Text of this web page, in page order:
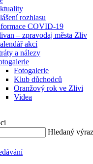
rozhlasu
COVID-19
– zpravodaj města Zliv
akcí
a nálezy
Fotogalerie
Klub důchodců
Oranžový rok ve Zlivi
Videa
Hledaný výraz